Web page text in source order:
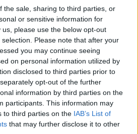
the sale, sharing to third parties, or
or sensitive information for
please use the below opt-out
Please note that after your
you may continue seeing
on personal information utilized by
disclosed to third parties prior to
opt-out of the further
information by third parties on the
participants. This information may
to third parties on the IAB’s List of
that may further disclose it to other